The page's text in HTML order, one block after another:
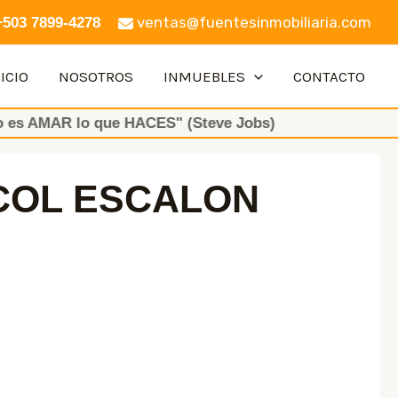
7899-4278 ventas@fuentesinmobiliaria.com
NOSOTROS INMUEBLES CONTACTO
que HACES" (Steve Jobs)
ESCALON